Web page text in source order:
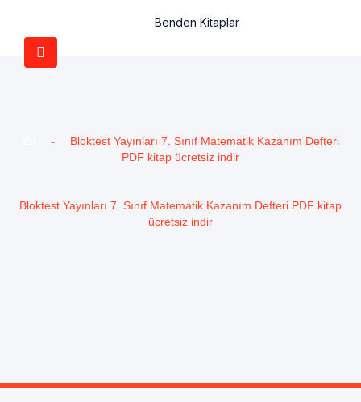
Benden Kitaplar
-
Bloktest Yayınları 7. Sınıf Matematik Kazanım Defteri
PDF kitap ücretsiz indir
Bloktest Yayınları 7. Sınıf Matematik Kazanım Defteri PDF kitap
ücretsiz indir